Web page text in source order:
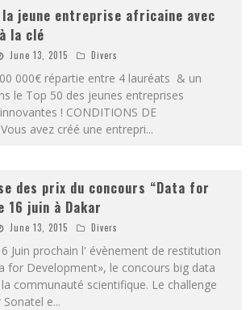
la jeune entreprise africaine avec
la clé
June 13, 2015 Divers
000€ répartie entre 4 lauréats & un
le Top 50 des jeunes entreprises
! CONDITIONS DE
Vous avez créé une entrepri...
des prix du concours “Data for
16 juin à Dakar
June 13, 2015 Divers
Juin prochain l' évènement de restitution
for Development», le concours big data
la communauté scientifique. Le challenge
Sonatel e...